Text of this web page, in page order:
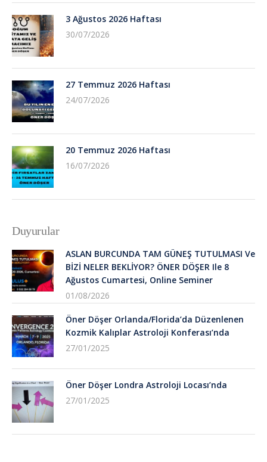
3 Ağustos 2026 Haftası
30/07/2026
27 Temmuz 2026 Haftası
24/07/2026
20 Temmuz 2026 Haftası
16/07/2026
Duyurular
ASLAN BURCUNDA TAM GÜNEŞ TUTULMASI Ve
BİZİ NELER BEKLİYOR? ÖNER DÖŞER Ile 8
Ağustos Cumartesi, Online Seminer
01/08/2026
Öner Döşer Orlanda/Florida’da Düzenlenen
Kozmik Kalıplar Astroloji Konferası’nda
27/01/2025
Öner Döşer Londra Astroloji Locası’nda
27/01/2025